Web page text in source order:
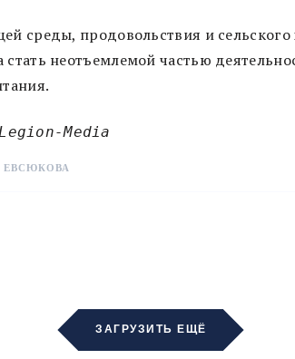
среды, продовольствия и
неотъемлемой частью
Media
ЕВСЮКОВА
ЗАГРУЗИТЬ ЕЩЁ